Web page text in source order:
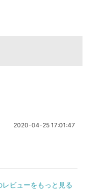
2020-04-25 17:01:47
ビューをもっと見る